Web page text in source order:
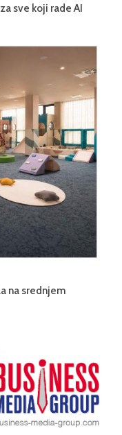
sve koji rade AI
na srednjem